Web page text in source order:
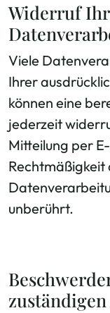
Widerruf
Viele
Ihrer
können eine
jederzeit
Mitteilung per
unberührt.